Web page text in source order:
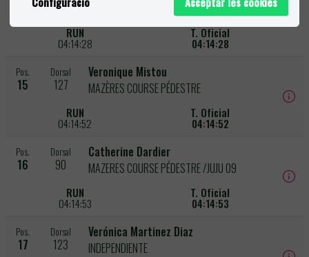
122
VÉLES MARATON
RUN
04:14:28
T. Oficial
04:14:28
Pos.
15
Dorsal
127
Veronique Mistou
MAZÈRES COURSE PÉDESTRE
RUN
04:14:52
T. Oficial
04:14:52
Pos.
16
Dorsal
90
Catherine Dardier
MAZERES COURSE PÉDESTRE /JUJU 09
RUN
04:14:53
T. Oficial
04:14:53
Pos.
17
Dorsal
123
Verónica Martinez Diaz
INDEPENDIENTE